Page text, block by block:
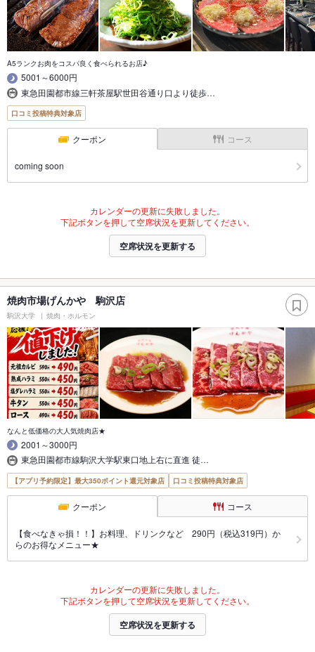
A5ランクお肉をコスパ良く食べられるお店♪
5001～6000円
東急田園都市線三軒茶屋駅世田谷通り口より徒歩…
口コミ投稿特典対象店
クーポン コース
coming soon
カレンダーの更新に失敗しました。
下記ボタンを押して空席状況を更新してください。
空席状況を更新する
焼肉市場げんかや 駒沢店
駒沢大学 焼肉・ホルモン
なんと低価格の大人気焼肉店★
2001～3000円
東急田園都市線駒沢大学駅東口地上右に直進 徒…
【アプリ予約限定】最大350ポイント還元対象店 口コミ投稿特典対象店
クーポン コース
【食べなきゃ損！！】お料理、ドリンクなど 290円（税込319円）か
らのお得なメニュー★
カレンダーの更新に失敗しました。
下記ボタンを押して空席状況を更新してください。
空席状況を更新する